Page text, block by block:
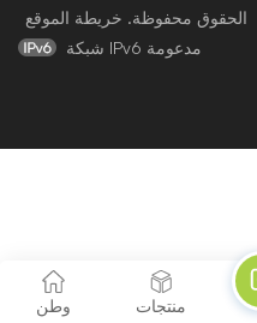
الحقوق محفوظة.
شبكة IPv6 مدعومة
وطن منتجات